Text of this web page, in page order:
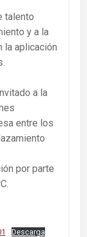
talento
y a la
la aplicación
a la
entre los
por parte
Descarga